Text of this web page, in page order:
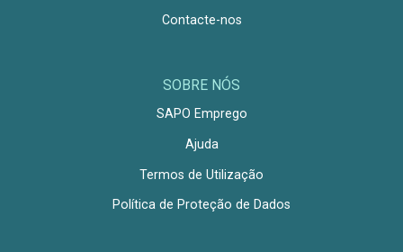
Contacte-nos
SOBRE NÓS
SAPO Emprego
Ajuda
Termos de Utilização
Política de Proteção de Dados